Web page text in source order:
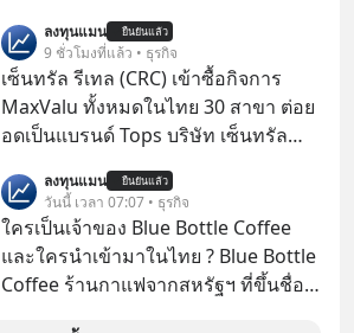
อะไรบ้าง ควรดู ตรงไหน ทำอย่างไร ถึง
จะดีกับเรา แล้วเราควรรู้ข้อมูลอะไร
เกี่ยวกับ RMF บ้าง เพื่อให้นำไปใช้ต่อได้
จริง ๆ ลงทุนแมนจะเล่าให้ฟัง
เคลื่อนหลัก ของการเติบโตทาง
เศรษฐกิจ และวิถีชีวิตของผู้คนอย่าง
ยาวนานต่อจากนี้
ลงทุนแมน ยืนยันแล้ว
9 ชั่วโมงที่แล้ว • ธุรกิจ
เซ็นทรัล รีเทล (CRC) เข้าซื้อกิจการ
MaxValu ทั้งหมดในไทย 30 สาขา ต่อย
อดเป็นแบรนด์ Tops บริษัท เซ็นทรัล
CRC แจ้งตลาดหลักทรัพย์ฯ ว่า บริษัท
เซ็นทรัล ฟู้ด รีเทล จำกัด (CFR) ซึ่งเป็น
บริษัทย่อยที่ CRC ถือหุ้นทั้งทางตรงและ
ทางอ้อม 100%
ลงทุนแมน ยืนยันแล้ว
วันนี้ เวลา 07:07 • ธุรกิจ
ใครเป็นเจ้าของ Blue Bottle Coffee
และใครนำเข้ามาในไทย ? Blue Bottle
Coffee ร้านกาแฟจากสหรัฐฯ ที่ขึ้นชื่อ